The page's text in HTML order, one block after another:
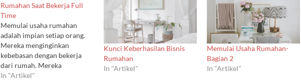
Rumahan Saat Bekerja Full
Time
Memulai usaha rumahan
adalah impian setiap orang.
Mereka menginginkan
kebebasan dengan bekerja
dari rumah. Mereka
menginginkan fleksibilitas
In "Artikel"
Kunci Keberhasilan Bisnis
Rumahan
In "Artikel"
Memulai Usaha Rumahan-
Bagian 2
In "Artikel"